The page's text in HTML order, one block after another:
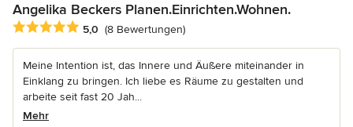
Angelika Beckers Planen.Einrichten.Wohnen.
Durchschnittliche Bewertung: 5 von 5 Sternen
5,0 (8 Bewertungen)
Meine Intention ist, das Innere und Äußere miteinander in
Einklang zu bringen. Ich liebe es Räume zu gestalten und
arbeite seit fast 20 Jah...
Mehr